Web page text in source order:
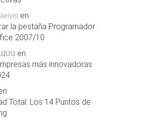
en
la pestaña Programador
2007/10
ប en
más innovadoras
Total: Los 14 Puntos de